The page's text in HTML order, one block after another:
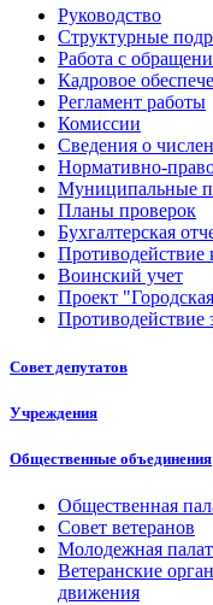
Руководство
Структурные
Работа с
Кадровое
Регламент работы
Комиссии
Сведения о
Нормативно-
Муниципальные
Планы проверок
Бухгалтерская
Противодействие
Воинский учет
Проект
Противодействие
Совет депутатов
Учреждения
Общественные объединения
Общественная
Совет ветеранов
Молодежная
Ветеранские
движения